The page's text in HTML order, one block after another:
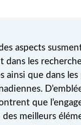
aspects
dans les
ainsi que dans
que
des meilleurs